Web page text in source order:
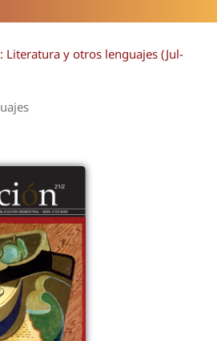
Literatura y otros lenguajes (Jul-